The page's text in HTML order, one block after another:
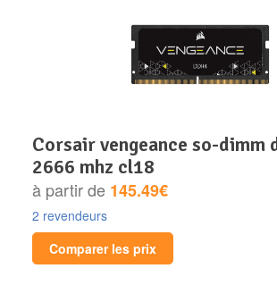
corsair vengeance so-dimm ddr4 16 go
2666 mhz cl18
à partir de 145.49€
2 revendeurs
Comparer les prix